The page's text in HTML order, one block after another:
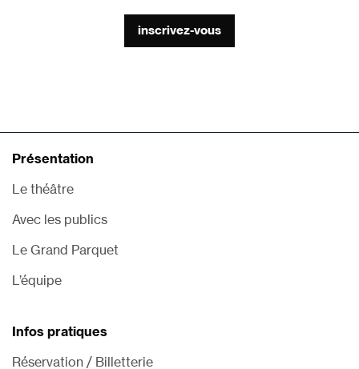
inscrivez-vous
Présentation
Le théâtre
Avec les publics
Le Grand Parquet
L’équipe
Infos pratiques
Réservation / Billetterie